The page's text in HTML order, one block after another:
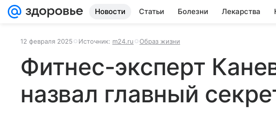
Новости Статьи Болезни Лекарства
12 февраля 2025 Источник: m24.ru Образ жизни
Фитнес-эксперт
назвал главный